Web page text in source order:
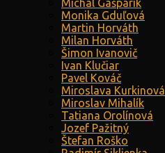
Michal Gašparík
Monika Gduľová
Martin Horváth
Milan Horváth
Šimon Ivanovič
Ivan Klučiar
Pavel Kováč
Miroslava Kurkinová
Miroslav Mihalík
Tatiana Orolínová
Jozef Pažitný
Štefan Roško